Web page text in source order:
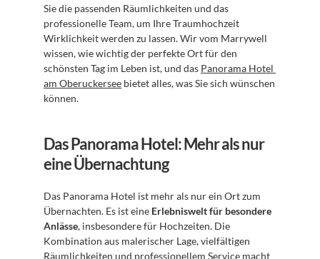
Sie die passenden Räumlichkeiten und das
professionelle Team, um Ihre Traumhochzeit
Wirklichkeit werden zu lassen. Wir vom Marrywell
wissen, wie wichtig der perfekte Ort für den
schönsten Tag im Leben ist, und das Panorama Hotel
am Oberuckersee bietet alles, was Sie sich wünschen
können.
Das Panorama Hotel: Mehr als nur
eine Übernachtung
Das Panorama Hotel ist mehr als nur ein Ort zum
Übernachten. Es ist eine Erlebniswelt für besondere
Anlässe, insbesondere für Hochzeiten. Die
Kombination aus malerischer Lage, vielfältigen
Räumlichkeiten und professionellem Service macht